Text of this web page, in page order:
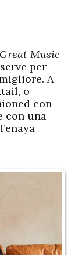
Music
per
A
o
con
con una